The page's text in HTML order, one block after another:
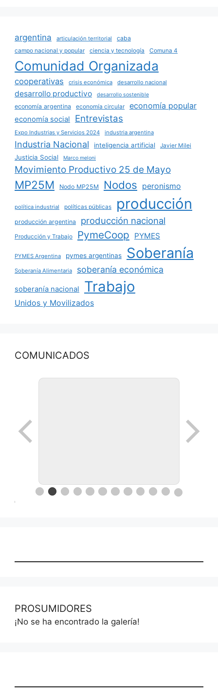
argentina articulación territorial
caba
campo nacional y popular
ciencia y tecnología Comuna 4
Comunidad Organizada
cooperativas crisis económica desarrollo nacional
desarrollo productivo desarrollo sostenible
economía argentina economía circular economía popular
economía social Entrevistas
Expo Industrias y Servicios 2024 industria argentina
Industria Nacional inteligencia artificial Javier Milei
Justicia Social Marco meloni
Movimiento Productivo 25 de Mayo
MP25M Nodo MP25M Nodos peronismo
política industrial políticas públicas producción
producción argentina producción nacional
Producción y Trabajo PymeCoop PYMES
PYMES Argentina pymes argentinas Soberanía
Soberanía Alimentaria soberanía económica
soberanía nacional Trabajo
Unidos y Movilizados
COMUNICADOS
PROSUMIDORES
¡No se ha encontrado la galería!